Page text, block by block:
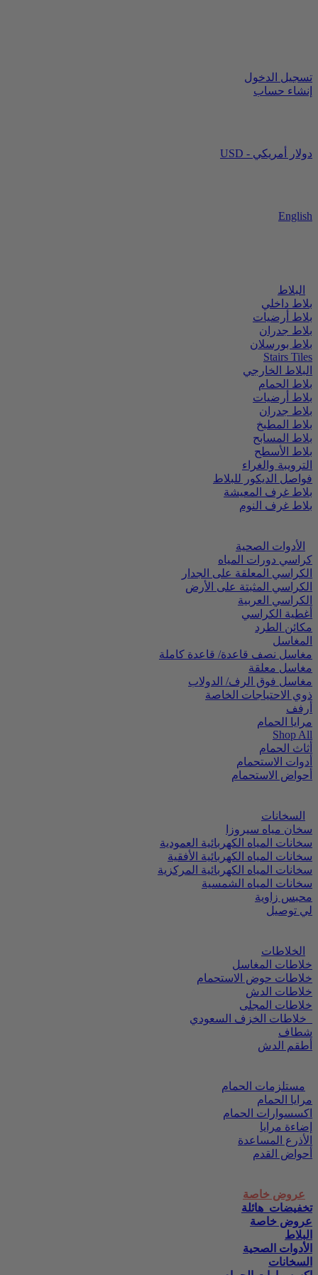
تسجيل الدخول
إنشاء حساب
USD - دولار أمريكي
English
البلاط
بلاط داخلي
بلاط أرضيات
بلاط جدران
بلاط بورسلان
Stairs Tiles
البلاط الخارجي
بلاط الحمام
بلاط أرضيات
بلاط جدران
بلاط المطبخ
بلاط المسابح
بلاط الأسطح
الترويبة والغراء
فواصل الديكور للبلاط
بلاط غرف المعيشة
بلاط غرف النوم
الأدوات الصحية
كراسي دورات المياه
الكراسي المعلقة على الجدار
الكراسي المثبتة على الأرض
الكراسي العربية
أغطية الكراسي
مكائن الطرد
المغاسل
مغاسل نصف قاعدة/ قاعدة كاملة
مغاسل معلقة
مغاسل فوق الرف/ الدولاب
ذوي الاحتياجات الخاصة
أرفف
مرايا الحمام
Shop All
أثاث الحمام
أدوات الاستحمام
أحواض الاستحمام
السخانات
سخان مياه سيروزا
سخانات المياه الكهربائية العمودية
سخانات المياه الكهربائية الأفقية
سخانات المياه الكهربائية المركزية
سخانات المياه الشمسية
محبس زاوية
لي توصيل
الخلاطات
خلاطات المغاسل
خلاطات حوض الاستحمام
خلاطات الدش
خلاطات المجلى
شطاف
أطقم الدش
مستلزمات الحمام
مرايا الحمام
اكسسوارات الحمام
إضاءة مرايا
الأذرع المساعدة
أحواض القدم
عروض خاصة
تخفيضات_هائلة
عروض خاصة
البلاط
الأدوات الصحية
السخانات